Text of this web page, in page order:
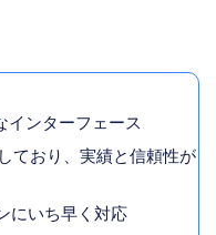
インターフェース
ており、実績と信頼性が
にいち早く対応